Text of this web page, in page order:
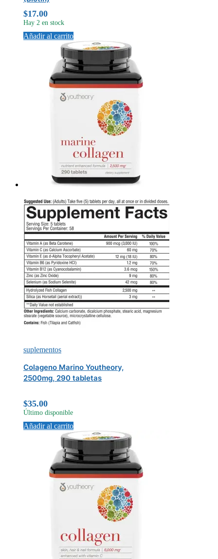
$17.00
Hay 2 en stock
Añadir al carrito
suplementos
Colageno Marino Youtheory,
2500mg, 290 tabletas
$35.00
Último disponible
Añadir al carrito